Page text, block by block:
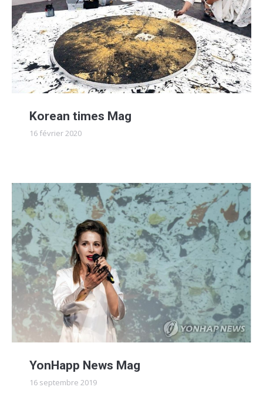
Korean times Mag
16 février 2020
YonHapp News Mag
16 septembre 2019